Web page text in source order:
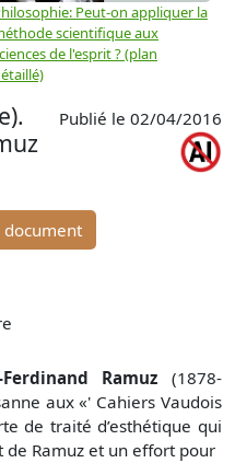
Peut-on appliquer la
scientifique aux
de l'esprit ? (plan
Publié le 02/04/2016
document
Ramuz (1878-
aux «' Cahiers Vaudois
de traité d’esthétique qui
de Ramuz et un effort pour